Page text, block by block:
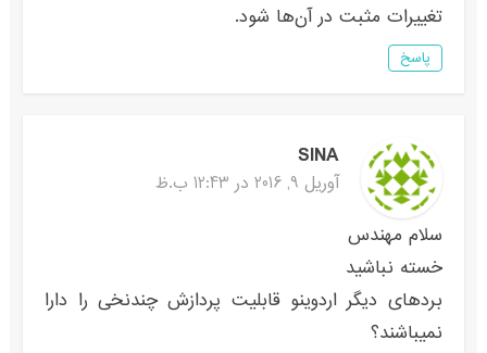
تغییرات مثبت در آن‌ها شود.
پاسخ
SINA
آوریل 9, 2016 در 12:43 ب.ظ
سلام مهندس
خسته نباشید
بردهای دیگر اردوینو قابلیت پردازش چندنخی را دارا
نمیباشند؟